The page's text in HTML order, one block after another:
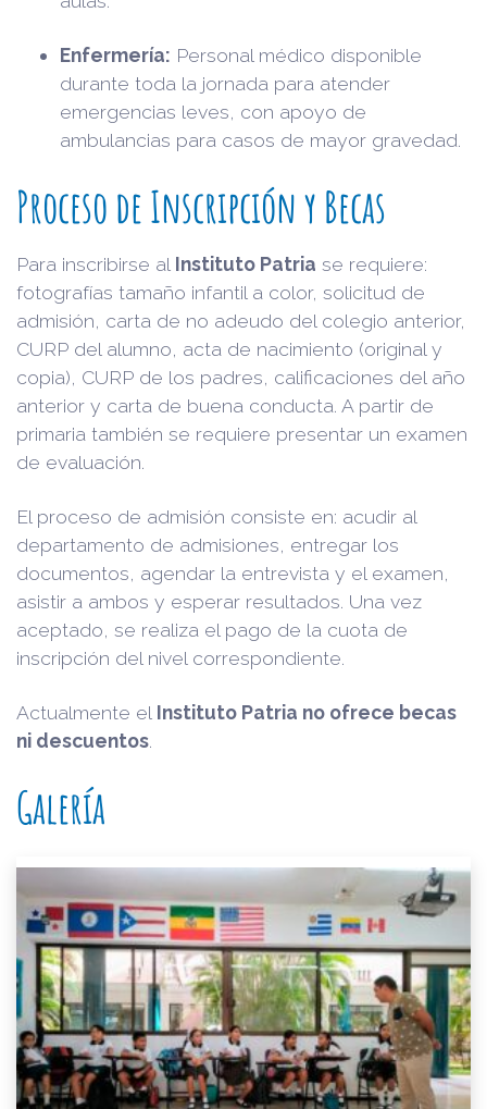
Enfermería: Personal médico disponible
durante toda la jornada para atender
emergencias leves, con apoyo de
ambulancias para casos de mayor gravedad.
Proceso de Inscripción y Becas
Para inscribirse al Instituto Patria se requiere:
fotografías tamaño infantil a color, solicitud de
admisión, carta de no adeudo del colegio anterior,
CURP del alumno, acta de nacimiento (original y
copia), CURP de los padres, calificaciones del año
anterior y carta de buena conducta. A partir de
primaria también se requiere presentar un examen
de evaluación.
El proceso de admisión consiste en: acudir al
departamento de admisiones, entregar los
documentos, agendar la entrevista y el examen,
asistir a ambos y esperar resultados. Una vez
aceptado, se realiza el pago de la cuota de
inscripción del nivel correspondiente.
Actualmente el Instituto Patria no ofrece becas
ni descuentos
Galería